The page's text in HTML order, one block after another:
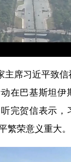
人居 信息化
振兴 银龄
娱乐 时尚
一路 亚太网
席习近平致信
在巴基斯坦
完贺信表示，
繁荣意义重大。